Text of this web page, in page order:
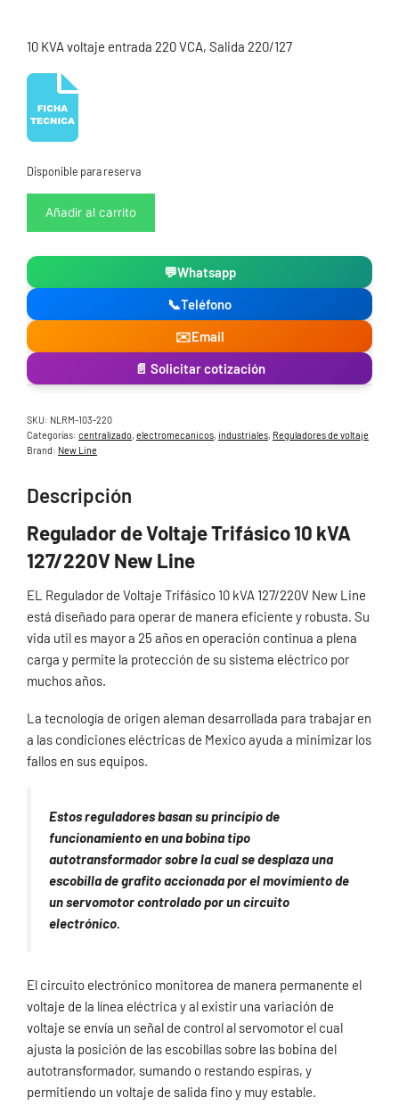
10 KVA voltaje entrada 220 VCA, Salida 220/127
Disponible para reserva
Trifásico
10
kVA
127/220V
New
Line
Añadir al carrito
💬Whatsapp
📞Teléfono
✉️Email
📄 Solicitar cotización
SKU: NLRM-103-220
Categorías: centralizado, electromecanicos, industriales, Reguladores de voltaje
Brand: New Line
Descripción
Regulador de Voltaje Trifásico 10 kVA
127/220V New Line
EL Regulador de Voltaje Trifásico 10 kVA 127/220V New Line
está diseñado para operar de manera eficiente y robusta. Su
vida util es mayor a 25 años en operación continua a plena
carga y permite la protección de su sistema eléctrico por
muchos años.
La tecnología de origen aleman desarrollada para trabajar en
a las condiciones eléctricas de Mexico ayuda a minimizar los
fallos en sus equipos.
Estos reguladores basan su principio de
funcionamiento en una bobina tipo
autotransformador sobre la cual se desplaza una
escobilla de grafito accionada por el movimiento de
un servomotor controlado por un circuito
electrónico.
El circuito electrónico monitorea de manera permanente el
voltaje de la línea eléctrica y al existir una variación de
voltaje se envía un señal de control al servomotor el cual
ajusta la posición de las escobillas sobre las bobina del
autotransformador, sumando o restando espiras, y
permitiendo un voltaje de salida fino y muy estable.